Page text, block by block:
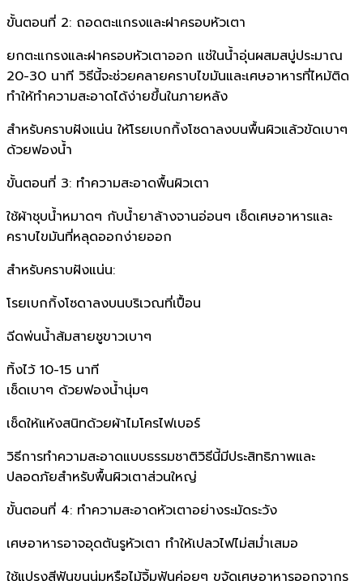
ขั้นตอนที่ 2: ถอดตะแกรงและฝาครอบหัวเตา
ยกตะแกรงและฝาครอบหัวเตาออก แช่ในน้ำอุ่นผสมสบู่ประมาณ
20-30 นาที วิธีนี้จะช่วยคลายคราบไขมันและเศษอาหารที่ไหม้ติด
ทำให้ทำความสะอาดได้ง่ายขึ้นในภายหลัง
สำหรับคราบฝังแน่น ให้โรยเบกกิ้งโซดาลงบนพื้นผิวแล้วขัดเบาๆ
ด้วยฟองน้ำ
ขั้นตอนที่ 3: ทำความสะอาดพื้นผิวเตา
ใช้ผ้าชุบน้ำหมาดๆ กับน้ำยาล้างจานอ่อนๆ เช็ดเศษอาหารและ
คราบไขมันที่หลุดออกง่ายออก
สำหรับคราบฝังแน่น:
โรยเบกกิ้งโซดาลงบนบริเวณที่เปื้อน
ฉีดพ่นน้ำส้มสายชูขาวเบาๆ
ทิ้งไว้ 10-15 นาที
เช็ดเบาๆ ด้วยฟองน้ำนุ่มๆ
เช็ดให้แห้งสนิทด้วยผ้าไมโครไฟเบอร์
วิธีการทำความสะอาดแบบธรรมชาติวิธีนี้มีประสิทธิภาพและ
ปลอดภัยสำหรับพื้นผิวเตาส่วนใหญ่
ขั้นตอนที่ 4: ทำความสะอาดหัวเตาอย่างระมัดระวัง
เศษอาหารอาจอุดตันรูหัวเตา ทำให้เปลวไฟไม่สม่ำเสมอ
ใช้แปรงสีฟันขนนุ่มหรือไม้จิ้มฟันค่อยๆ ขจัดเศษอาหารออกจากรู